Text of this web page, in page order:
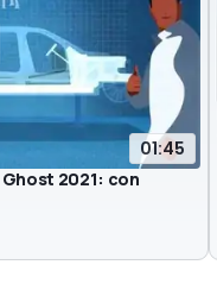
01:45
2021: con